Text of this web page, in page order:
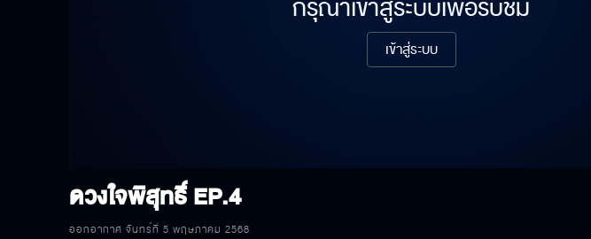
กรุณาเข้าสู่ระบบเพื่อรับชม
เข้าสู่ระบบ
ดวงใจพิสุทธิ์EP.4
ออกอากาศ จันทร์ที่ 5 พฤษภาคม 2568